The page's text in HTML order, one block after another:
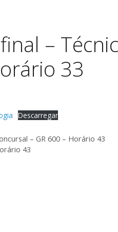
–
33
Descarregar
– GR 600 – Horário 43
43